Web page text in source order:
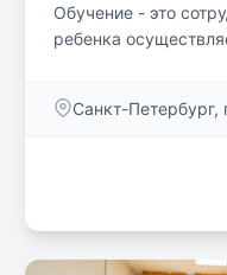
Обучение - это
ребенка
Санкт-Петербург,